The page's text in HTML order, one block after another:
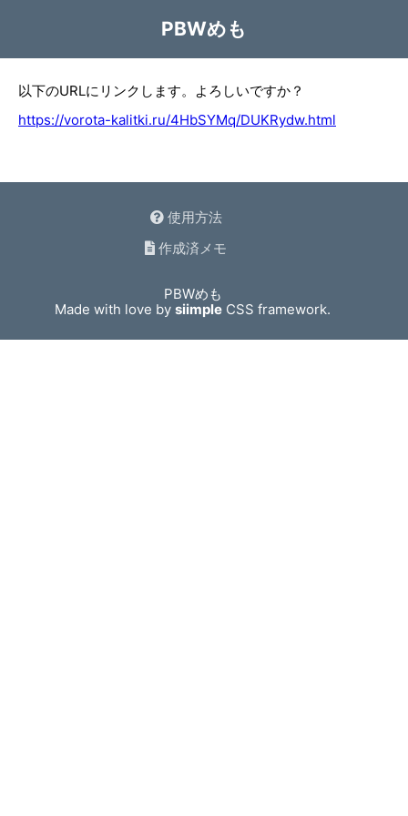
PBWめも
以下のURLにリンクします。よろしいですか？
https://vorota-kalitki.ru/4HbSYMq/DUKRydw.html
使用方法
作成済メモ
PBWめも
Made with love bysiimple CSS framework.